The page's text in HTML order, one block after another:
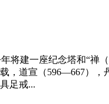
建一座纪念塔和“禅（
道宣（596—667），
足戒...